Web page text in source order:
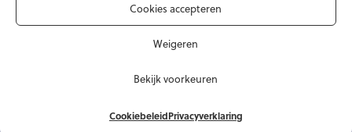
Cookies accepteren
Weigeren
Bekijk voorkeuren
CookiebeleidPrivacyverklaring
Contact
Algemene voorwaarden|Privacyverklaring|Design Credits